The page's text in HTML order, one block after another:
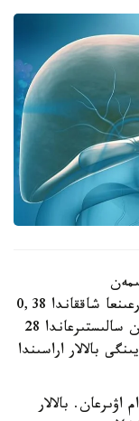
سىرقاتتانۋشىلىق كورسەتكىشى 100 مىڭ تۇرعىنعا شاققاندا 0,38
بولدى. بۇل وتكەن جىلدىڭ وسى كەزەڭىمەن سالىستىرعاندا 28
قاتار 14 جاسقا دەيىنگى بالالار اراسىندا
ۆيرۋستىق س گەپاتيتىمەن 14 ادام اۋىرعان. بالالار